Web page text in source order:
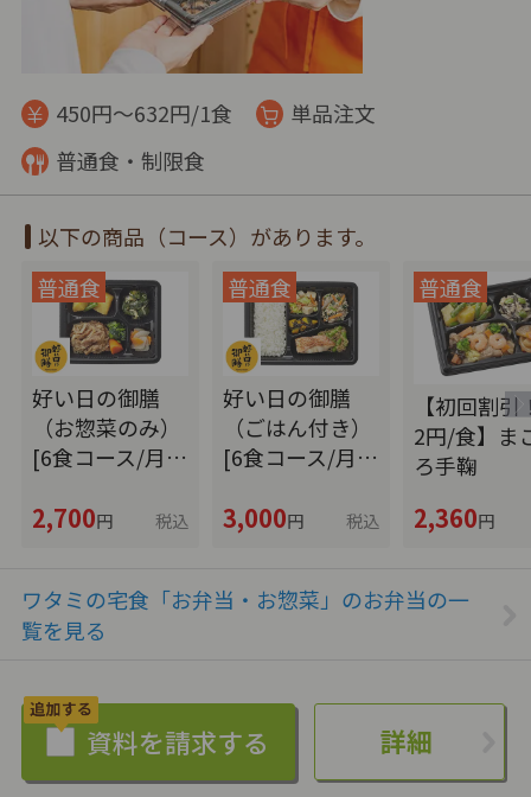
450円～632円/1食
単品注文
普通食・制限食
以下の商品（コース）があります。
好い日の御膳
（お惣菜のみ）
[6食コース/月…
2,700円 税込
好い日の御膳
（ごはん付き）
[6食コース/月…
3,000円 税込
【初回割引
2円/食】ま
ろ手鞠
2,360円
ワタミの宅食「お弁当・お惣菜」のお弁当の一
覧を見る
詳細